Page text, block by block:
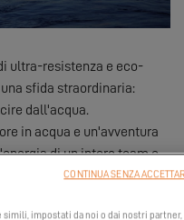
ultra-resistenza e eco-
sfida straordinaria:
dall'acqua.
in acqua e un'avventura
di un intero team e
e notte per supportarlo!
impostati da noi o dai nostri partner,
CONTINUA SENZA